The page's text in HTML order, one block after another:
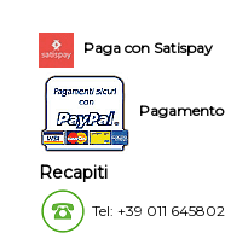
Paga con Satispay
Recapiti
Tel: +39 011 645802